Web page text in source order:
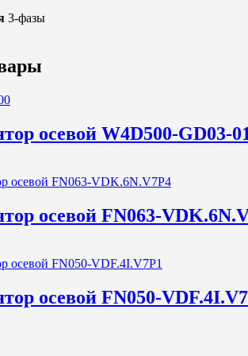
3-фазы
осевой W4D500-GD03-
осевой FN063-
осевой FN050-